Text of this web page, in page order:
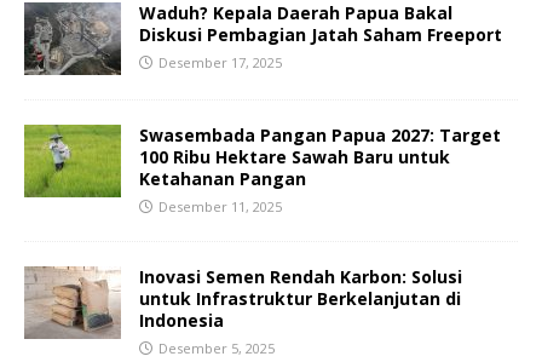
Waduh? Kepala Daerah Papua Bakal
Diskusi Pembagian Jatah Saham Freeport
Desember 17, 2025
Swasembada Pangan Papua 2027: Target
100 Ribu Hektare Sawah Baru untuk
Ketahanan Pangan
Desember 11, 2025
Inovasi Semen Rendah Karbon: Solusi
untuk Infrastruktur Berkelanjutan di
Indonesia
Desember 5, 2025